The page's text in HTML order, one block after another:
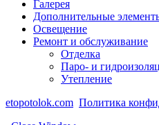
Галерея
Дополнительные
Освещение
Ремонт и обслуживание
Отделка
Паро- и
Утепление
etopotolok.com Политика